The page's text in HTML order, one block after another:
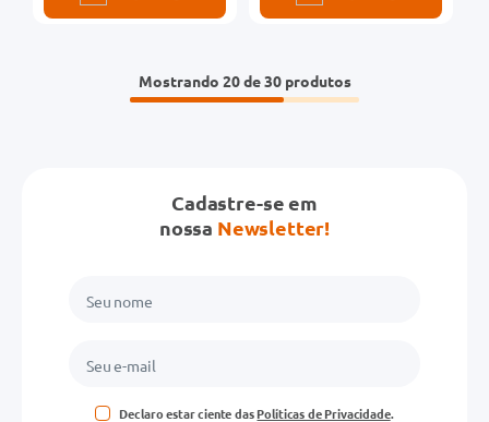
Mostrando 20 de 30
Cadastre-se em
nossa Newsletter!
Declaro estar ciente dasPolíticas de Privacidade.